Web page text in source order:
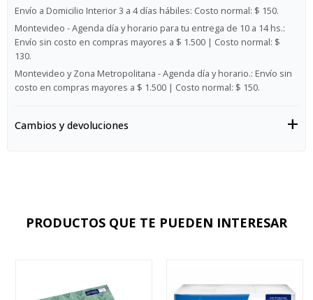
Envío a Domicilio Interior 3 a 4 días hábiles: Costo normal: $ 150.
Montevideo - Agenda día y horario para tu entrega de 10 a 14 hs.:
Envío sin costo en compras mayores a $ 1.500 | Costo normal: $
130.
Montevideo y Zona Metropolitana - Agenda día y horario.: Envío sin
costo en compras mayores a $ 1.500 | Costo normal: $ 150.
Cambios y devoluciones
PRODUCTOS QUE TE PUEDEN INTERESAR